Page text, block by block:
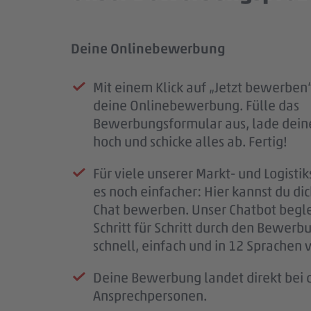
Deine Onlinebewerbung
Mit einem Klick auf „Jetzt
deine Onlinebewerbung. Fülle das
Bewerbungsformular aus, lade
hoch und schicke alles ab. Fertig!
Für viele unserer Markt- und
es noch einfacher: Hier kannst du
Chat bewerben. Unser Chatbot
Schritt für Schritt durch den
schnell, einfach und in 12 Sprachen
Deine Bewerbung landet direkt bei
Ansprechpersonen.
Prüfung deiner Bewerbung
Sobald deine Bewerbung bei uns
ist, erhältst du eine
Mail.
melden uns so schnell wie möglich
für deine Geduld – jede Bewerbung
wichtig.
Wenn wir Rückfragen haben,
Unser Kennenlernen
Deine Bewerbung hat uns
laden wir dich zu einem persönlichen
Kennenlernen ein.
PENNY, deinem möglichen
Team – und wir lernen dich besser
Dein Start im #teampenny
Nach unserem Kennenlernen
eine finale Rückmeldung.
Wenn alles passt, klären wir die
bald im #teampenny willkommen